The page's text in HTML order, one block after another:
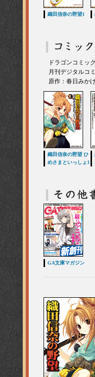
織田信奈の野望1
ドラゴンコミッ
月刊デジタルコ
原作：春日みか
織田信奈の野望 ひ
めさまといっしょ1
GA文庫マガジン